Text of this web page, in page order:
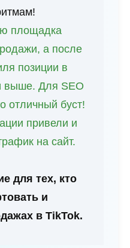
площадка
а после
позиции в
выше. Для SEO
отличный буст!
привели и
на сайт.
для тех, кто
и
в TikTok.